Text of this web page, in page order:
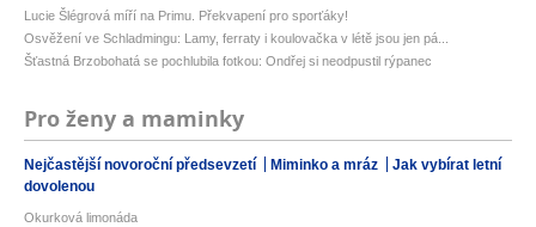
Lucie Šlégrová míří na Primu. Překvapení pro sporťáky!
Osvěžení ve Schladmingu: Lamy, ferraty i koulovačka v létě jsou jen pá...
Šťastná Brzobohatá se pochlubila fotkou: Ondřej si neodpustil rýpanec
Pro ženy a maminky
Nejčastější novoroční předsevzetí Miminko a mráz
Jak vybírat letní
dovolenou
Okurková limonáda